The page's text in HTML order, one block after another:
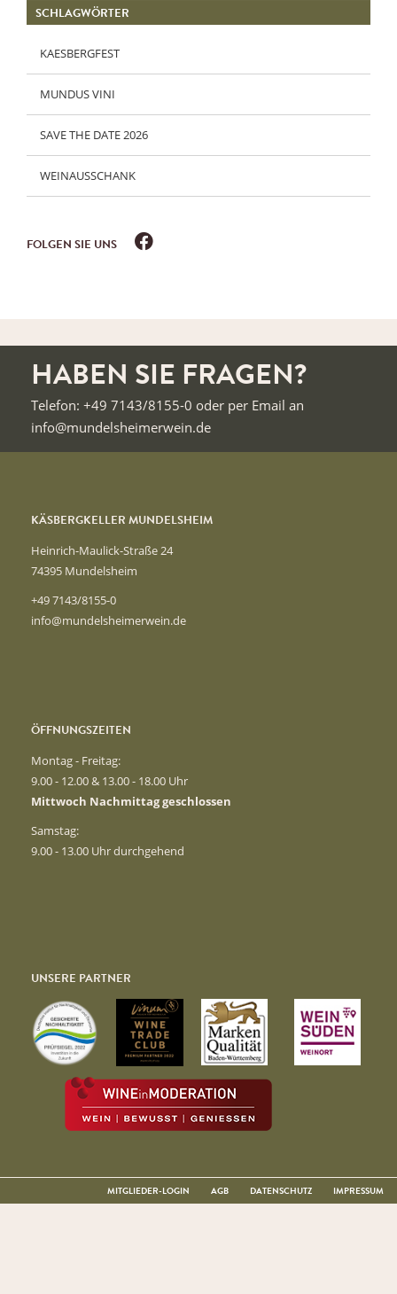
SCHLAGWÖRTER
KAESBERGFEST
MUNDUS VINI
SAVE THE DATE 2026
WEINAUSSCHANK
FOLGEN SIE UNS
HABEN SIE FRAGEN?
Telefon: +49 7143/8155-0 oder per Email an
info@mundelsheimerwein.de
KÄSBERGKELLER MUNDELSHEIM
Heinrich-Maulick-Straße 24
74395 Mundelsheim
+49 7143/8155-0
info@mundelsheimerwein.de
ÖFFNUNGSZEITEN
Montag - Freitag:
9.00 - 12.00 & 13.00 - 18.00 Uhr
Mittwoch Nachmittag geschlossen
Samstag:
9.00 - 13.00 Uhr durchgehend
UNSERE PARTNER
MITGLIEDER-LOGIN AGB DATENSCHUTZ IMPRESSUM